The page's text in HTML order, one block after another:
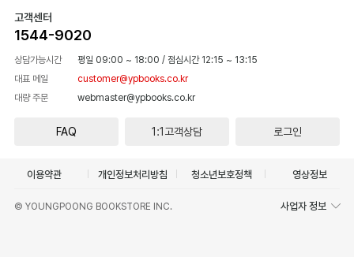
고객센터
1544-9020
상담가능시간 평일 09:00 ~ 18:00 / 점심시간 12:15 ~ 13:15
대표 메일
customer@ypbooks.co.kr
대량 주문
webmaster@ypbooks.co.kr
FAQ 1:1고객상담 로그인
이용약관 개인정보처리방침 청소년보호정책 영상정보
© YOUNGPOONG BOOKSTORE INC. 사업자 정보